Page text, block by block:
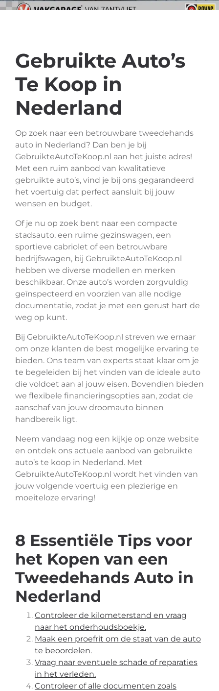
Gebruikte Auto’s
Te Koop in
Nederland
Op zoek naar een betrouwbare tweedehands
auto in Nederland? Dan ben je bij
GebruikteAutoTeKoop.nl aan het juiste adres!
Met een ruim aanbod van kwalitatieve
gebruikte auto’s, vind je bij ons gegarandeerd
het voertuig dat perfect aansluit bij jouw
wensen en budget.
Of je nu op zoek bent naar een compacte
stadsauto, een ruime gezinswagen, een
sportieve cabriolet of een betrouwbare
bedrijfswagen, bij GebruikteAutoTeKoop.nl
hebben we diverse modellen en merken
beschikbaar. Onze auto’s worden zorgvuldig
geïnspecteerd en voorzien van alle nodige
documentatie, zodat je met een gerust hart de
weg op kunt.
Bij GebruikteAutoTeKoop.nl streven we ernaar
om onze klanten de best mogelijke ervaring te
bieden. Ons team van experts staat klaar om je
te begeleiden bij het vinden van de ideale auto
die voldoet aan al jouw eisen. Bovendien bieden
we flexibele financieringsopties aan, zodat de
aanschaf van jouw droomauto binnen
handbereik ligt.
Neem vandaag nog een kijkje op onze website
en ontdek ons actuele aanbod van gebruikte
auto’s te koop in Nederland. Met
GebruikteAutoTeKoop.nl wordt het vinden van
jouw volgende voertuig een plezierige en
moeiteloze ervaring!
8 Essentiële Tips voor
het Kopen van een
Tweedehands Auto in
Nederland
Controleer de kilometerstand en vraag
naar het onderhoudsboekje.
Maak een proefrit om de staat van de auto
te beoordelen.
Vraag naar eventuele schade of reparaties
in het verleden.
Controleer of alle documenten zoals